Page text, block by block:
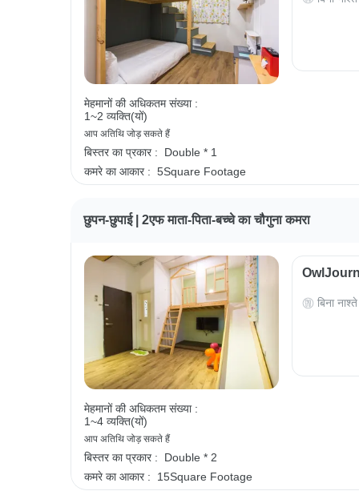
मेहमानों की अधिकतम संख्या :
1~2 व्यक्ति(यों)
आप अतिथि जोड़ सकते हैं
बिस्तर का प्रकार :
Double * 1
कमरे का आकार : 5Square Footage
छुपन-छुपाई | 2एफ माता-पिता-बच्चे का चौगुना कमरा
मेहमानों की अधिकतम संख्या :
1~4 व्यक्ति(यों)
आप अतिथि जोड़ सकते हैं
बिस्तर का प्रकार :
Double * 2
कमरे का आकार :
15Square Footage
बिना